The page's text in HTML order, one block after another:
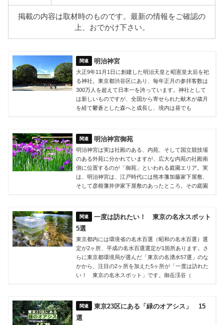
掲載の内容は取材時のものです。最新の情報をご確認の
上、おでかけ下さい。
明治神宮
大正9年11月1日に創建した明治天皇と昭憲皇太后を祀
る神社。東京都渋谷区にあり、毎年正月の参拝客数は
300万人を超えて日本一を誇っています。神社として
は新しいものですが、全国から寄せられた献木が歳月
を経て鬱蒼とした森へと成長し、境内は昼でも
明治神宮御苑
明治神宮は実は社殿のある、内苑、そして国立競技場
のある外苑に分かれていますが、広大な内苑の社殿南
側に位置するのが「御苑」といわれる庭園エリア。実
は、明治神宮は、江戸時代には熊本藩加藤家下屋敷、
そして彦根藩井伊家下屋敷のあったところ。その庭園
一度は訪れたい！ 東京の名水スポット
5選
東京都内には環境省の名水百選（昭和の名水百選）選
定が2ヶ所、平成の名水百選選定が1箇所あります。さ
らに東京都環境局が選んだ「東京の名湧水57選」のな
かから、注目の2ヶ所を加えた5ヶ所が「一度は訪れた
い！ 東京の名水スポット」です。御岳渓谷（
東京23区にある「緑のオアシス」 15
選